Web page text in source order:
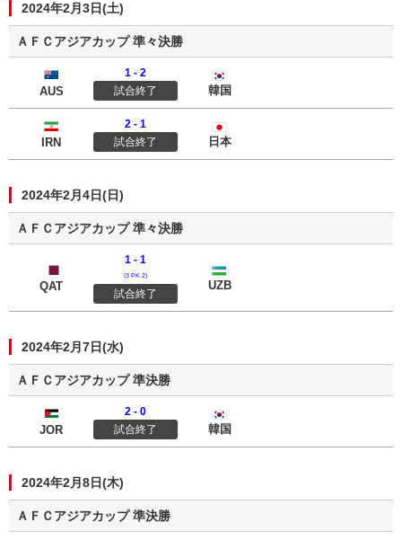
2024年2月3日(土)
ＡＦＣアジアカップ 準々決勝
オーストラリア
AUS
1 - 2
試合終了
韓国
IRN
2 - 1
試合終了
日本
2024年2月4日(日)
ＡＦＣアジアカップ 準々決勝
QAT
1 - 1
(3 PK 2)
試合終了
UZB
2024年2月7日(水)
ＡＦＣアジアカップ 準決勝
JOR
2 - 0
試合終了
韓国
2024年2月8日(木)
ＡＦＣアジアカップ 準決勝